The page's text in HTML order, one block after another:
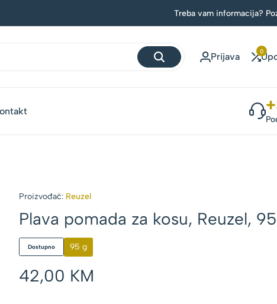
Treba vam informacija?
Prijava 0
Proizvođač: Reuzel
Plava pomada za kosu, Reuzel,
Dostupno 95 g
42,00 KM